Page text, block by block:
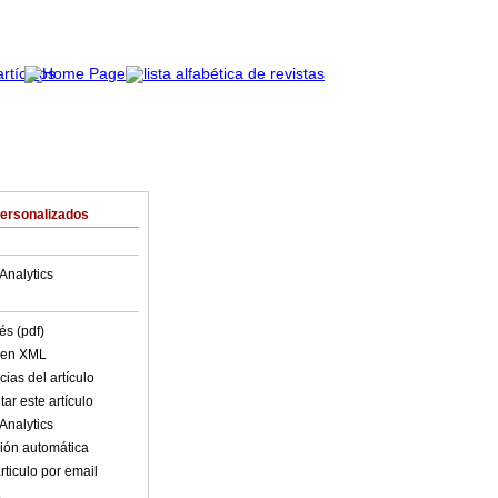
(pdf)
XML
del artículo
este artículo
automática
por email